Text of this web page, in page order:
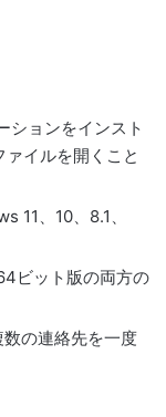
ションをインスト
イルを開くこと
11、10、8.1、
ビット版の両方の
の連絡先を一度